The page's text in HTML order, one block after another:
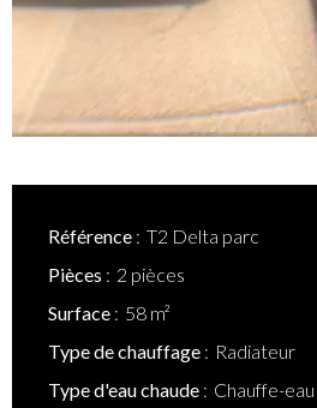
Référence
T2 Delta parc
Pièces
2 pièces
Surface
58 m²
Type de chauffage
Radiateur
Type d'eau chaude
Chauffe-eau